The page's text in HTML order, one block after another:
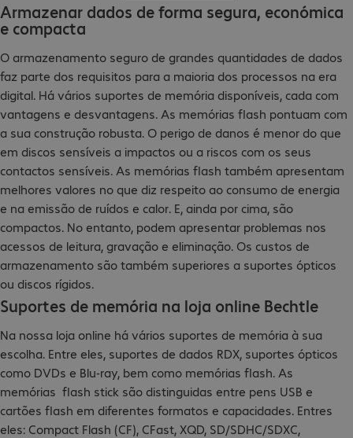
Armazenar dados de forma segura, económica
e compacta
O armazenamento seguro de grandes quantidades de dados
faz parte dos requisitos para a maioria dos processos na era
digital. Há vários suportes de memória disponíveis, cada com
vantagens e desvantagens. As memórias flash pontuam com
a sua construção robusta. O perigo de danos é menor do que
em discos sensíveis a impactos ou a riscos com os seus
contactos sensíveis. As memórias flash também apresentam
melhores valores no que diz respeito ao consumo de energia
e na emissão de ruídos e calor. E, ainda por cima, são
compactos. No entanto, podem apresentar problemas nos
acessos de leitura, gravação e eliminação. Os custos de
armazenamento são também superiores a suportes ópticos
ou discos rígidos.
Suportes de memória na loja online Bechtle
Na nossa loja online há vários suportes de memória à sua
escolha. Entre eles, suportes de dados RDX, suportes ópticos
como DVDs e Blu-ray, bem como memórias flash. As
memórias flash stick são distinguidas entre pens USB e
cartões flash em diferentes formatos e capacidades. Entres
eles: Compact Flash (CF), CFast, XQD, SD/SDHC/SDXC,